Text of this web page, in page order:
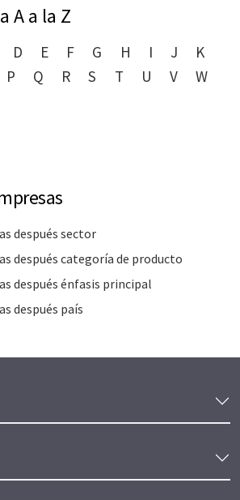
A a la Z
D E F G H I J
K
P Q R S T U V
W
después sector
después categoría de producto
después énfasis principal
después país